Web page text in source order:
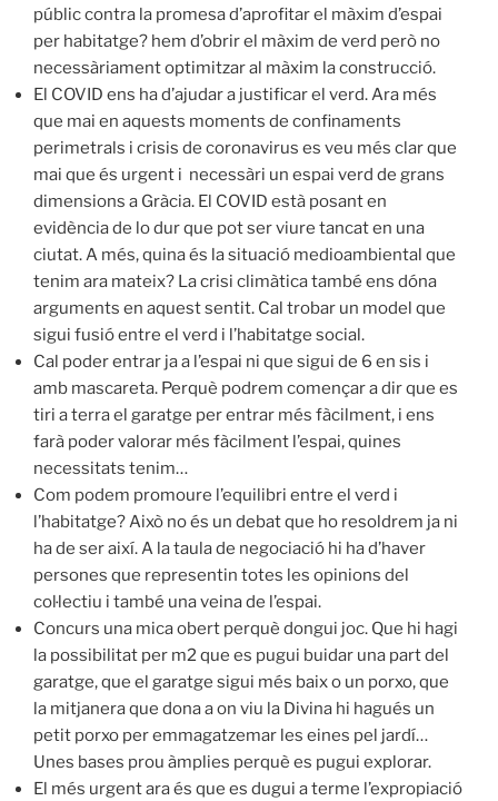
públic contra la promesa d’aprofitar el màxim d’espai
per habitatge? hem d’obrir el màxim de verd però no
necessàriament optimitzar al màxim la construcció.
El COVID ens ha d’ajudar a justificar el verd. Ara més
que mai en aquests moments de confinaments
perimetrals i crisis de coronavirus es veu més clar que
mai que és urgent i necessàri un espai verd de grans
dimensions a Gràcia. El COVID està posant en
evidència de lo dur que pot ser viure tancat en una
ciutat. A més, quina és la situació medioambiental que
tenim ara mateix? La crisi climàtica també ens dóna
arguments en aquest sentit. Cal trobar un model que
sigui fusió entre el verd i l’habitatge social.
Cal poder entrar ja a l’espai ni que sigui de 6 en sis i
amb mascareta. Perquè podrem començar a dir que es
tiri a terra el garatge per entrar més fàcilment, i ens
farà poder valorar més fàcilment l’espai, quines
necessitats tenim…
Com podem promoure l’equilibri entre el verd i
l’habitatge? Això no és un debat que ho resoldrem ja ni
ha de ser així. A la taula de negociació hi ha d’haver
persones que representin totes les opinions del
col·lectiu i també una veina de l’espai.
Concurs una mica obert perquè dongui joc. Que hi hagi
la possibilitat per m2 que es pugui buidar una part del
garatge, que el garatge sigui més baix o un porxo, que
la mitjanera que dona a on viu la Divina hi hagués un
petit porxo per emmagatzemar les eines pel jardí…
Unes bases prou àmplies perquè es pugui explorar.
El més urgent ara és que es dugui a terme l’expropiació